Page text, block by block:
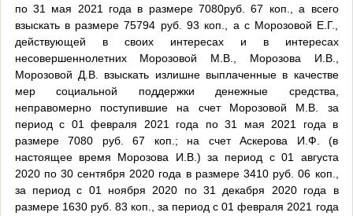
по 31 мая 2021 года в размере 7080руб. 67 коп., а всего
взыскать в размере 75794 руб. 93 коп., а с Морозовой Е.Г.,
действующей в своих интересах и в интересах
несовершеннолетних Морозовой М.В., Морозова И.В.,
Морозовой Д.В. взыскать излишне выплаченные в качестве
мер социальной поддержки денежные средства,
неправомерно поступившие на счет Морозовой М.В. за
период с 01 февраля 2021 года по 31 мая 2021 года в
размере 7080 руб. 67 коп.; на счет Аскерова И.Ф. (в
настоящее время Морозова И.В.) за период с 01 августа
2020 по 30 сентября 2020 года в размере 3410 руб. 06 коп.,
за период с 01 ноября 2020 по 31 декабря 2020 года в
размере 1630 руб. 83 коп., за период с 01 февраля 2021 года